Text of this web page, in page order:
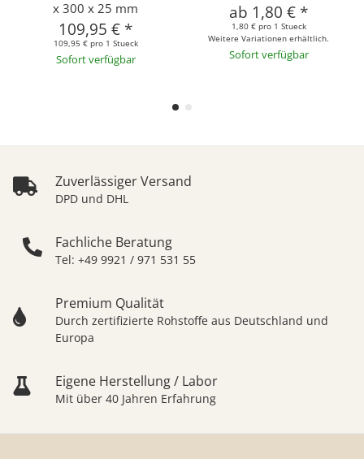
x 300 x 25 mm
109,95 € *
109,95 € pro 1 Stueck
Sofort verfügbar
ab 1,80 € *
1,80 € pro 1 Stueck
Weitere Variationen erhältlich.
Sofort verfügbar
Zuverlässiger Versand
DPD und DHL
Fachliche Beratung
Tel: +49 9921 / 971 531 55
Premium Qualität
Durch zertifizierte Rohstoffe aus Deutschland und
Europa
Eigene Herstellung / Labor
Mit über 40 Jahren Erfahrung